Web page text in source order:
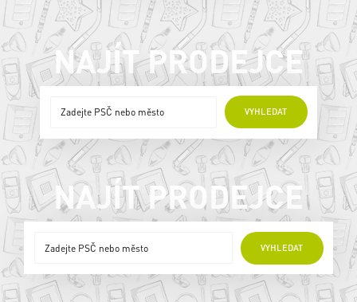
NAJÍT PRODEJCE
VYHLEDAT
ONLINE PRODEJCI
NAJÍT PRODEJCE
VYHLEDAT
ONLINE PRODEJCI